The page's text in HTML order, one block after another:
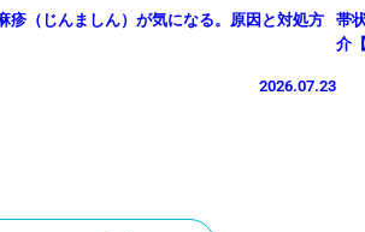
疹（じんましん）が気になる。原因と対処方
2026.07.23
帯
介